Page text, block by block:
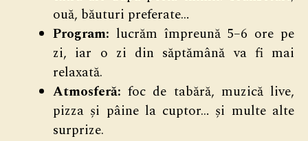
ouă, băuturi preferate…
Program: lucrăm împreună 5–6 ore pe
zi, iar o zi din săptămână va fi mai
relaxată.
Atmosferă: foc de tabără, muzică live,
pizza și pâine la cuptor… și multe alte
surprize.